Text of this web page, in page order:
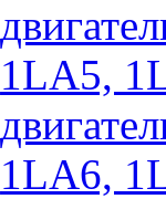
1LA5,
1LA6,